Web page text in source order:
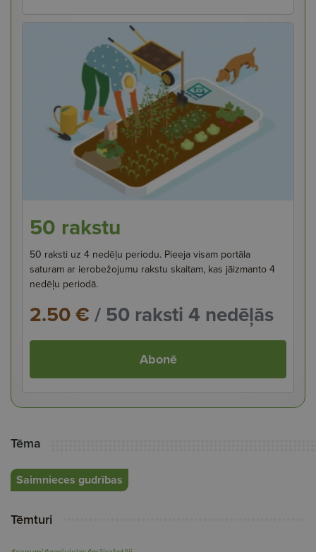
50 rakstu
50 raksti uz 4 nedēļu periodu. Pieeja visam portāla
saturam ar ierobežojumu rakstu skaitam, kas jāizmanto 4
nedēļu periodā.
2.50 €/ 50 raksti 4 nedēļās
Abonē
Tēma
Saimnieces gudrības
Tēmturi